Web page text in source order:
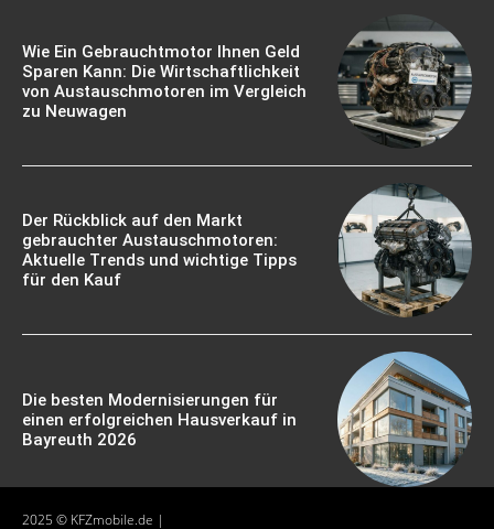
Wie Ein Gebrauchtmotor Ihnen Geld
Sparen Kann: Die Wirtschaftlichkeit
von Austauschmotoren im Vergleich
zu Neuwagen
Der Rückblick auf den Markt
gebrauchter Austauschmotoren:
Aktuelle Trends und wichtige Tipps
für den Kauf
Die besten Modernisierungen für
einen erfolgreichen Hausverkauf in
Bayreuth 2026
2025 © KFZmobile.de |